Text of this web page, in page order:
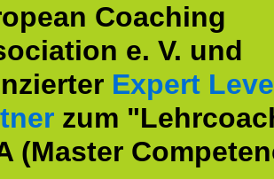
Coaching
e. V. und
Expert
zum
(Master